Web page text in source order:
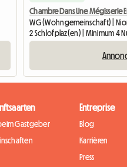
Chambre Dans Une Mégisserie
WG (Wohngemeinschaft) |
2 Schlofplaz(en) | Minimum 4
Gastgeber
Entreprise
Blog
Karrièren
Press